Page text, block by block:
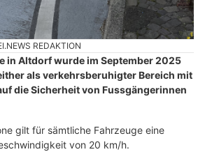
REDAKTION
in Altdorf wurde im September 2025
als verkehrsberuhigter Bereich mit
die Sicherheit von Fussgängerinnen
gilt für sämtliche Fahrzeuge eine
von 20 km/h.